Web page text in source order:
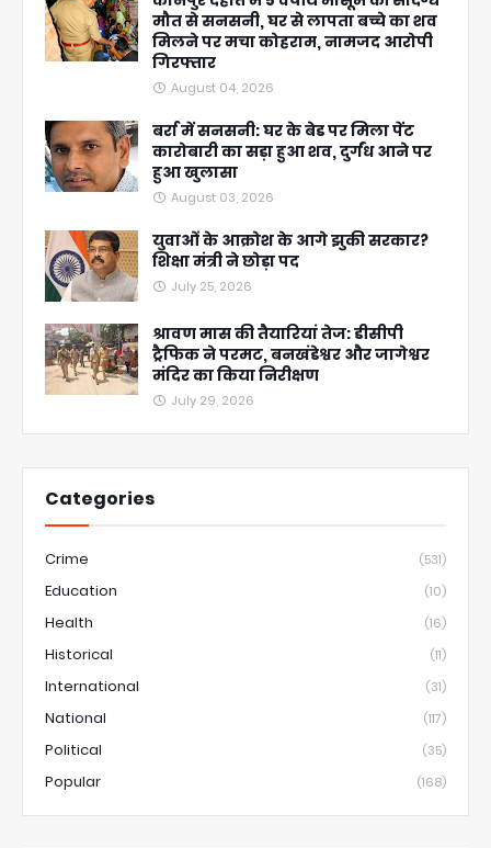
मौत से सनसनी, घर से लापता बच्चे का शव
मिलने पर मचा कोहराम, नामजद आरोपी
गिरफ्तार
August 04, 2026
बर्रा में सनसनी: घर के बेड पर मिला पेंट
कारोबारी का सड़ा हुआ शव, दुर्गंध आने पर
हुआ खुलासा
August 03, 2026
युवाओं के आक्रोश के आगे झुकी सरकार?
शिक्षा मंत्री ने छोड़ा पद
July 25, 2026
श्रावण मास की तैयारियां तेज: डीसीपी
ट्रैफिक ने परमट, बनखंडेश्वर और जागेश्वर
मंदिर का किया निरीक्षण
July 29, 2026
Categories
Crime (531)
Education (10)
Health (16)
Historical (11)
International (31)
National (117)
Political (35)
Popular (168)